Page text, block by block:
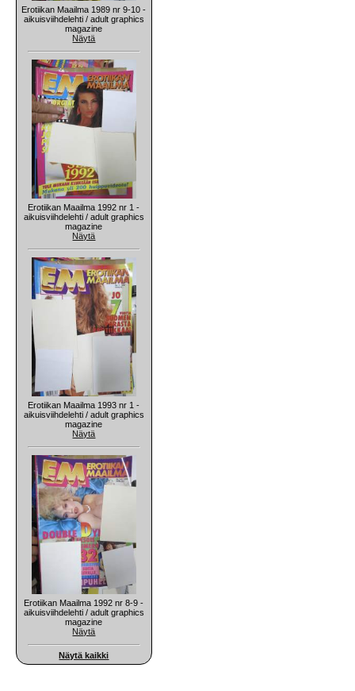
Erotiikan Maailma 1989 nr 9-10 -
aikuisviihdelehti / adult graphics
magazine
Näytä
Erotiikan Maailma 1992 nr 1 -
aikuisviihdelehti / adult graphics
magazine
Näytä
Erotiikan Maailma 1993 nr 1 -
aikuisviihdelehti / adult graphics
magazine
Näytä
Erotiikan Maailma 1992 nr 8-9 -
aikuisviihdelehti / adult graphics
magazine
Näytä
Näytä kaikki